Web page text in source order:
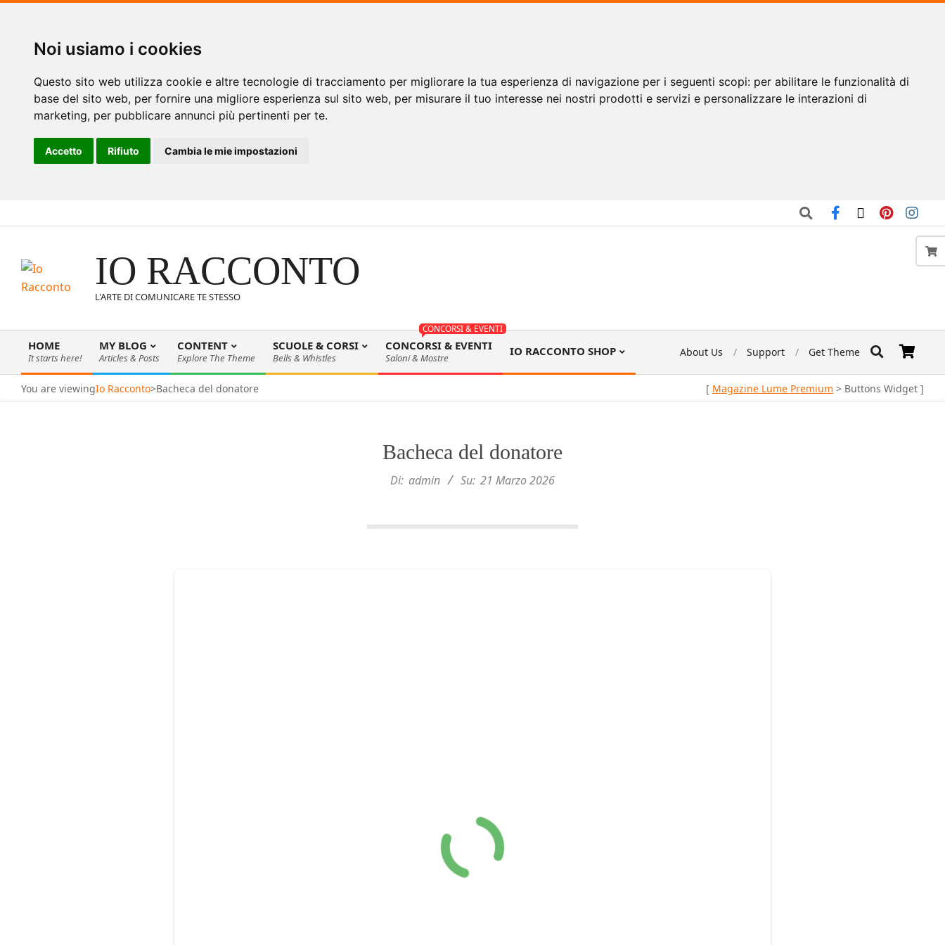
Noi usiamo i cookies
Questo sito web utilizza cookie e altre tecnologie di tracciamento per migliorare la tua esperienza di navigazione per i seguenti scopi: per abilitare le funzionalità di
base del sito web, per fornire una migliore esperienza sul sito web, per misurare il tuo interesse nei nostri prodotti e servizi e personalizzare le interazioni di
marketing, per pubblicare annunci più pertinenti per te.
Accetto Rifiuto Cambia le mie impostazioni
al
IO RACCONTO
L'ARTE DI COMUNICARE TE STESSO
Menu
di
navigazione
HOME
It starts here!
MY BLOG
Articles & Posts
CONTENT
Explore The Theme
SCUOLE & CORSI
Bells & Whistles
CONCORSI & EVENTI
CONCORSI & EVENTI
Saloni & Mostre IO RACCONTO SHOP About Us Support Get Theme
You are viewingIo Racconto>Bacheca del donatore [ Magazine Lume Premium > Buttons Widget ]
Bacheca del donatore
Di: admin Su: 21 Marzo 2026